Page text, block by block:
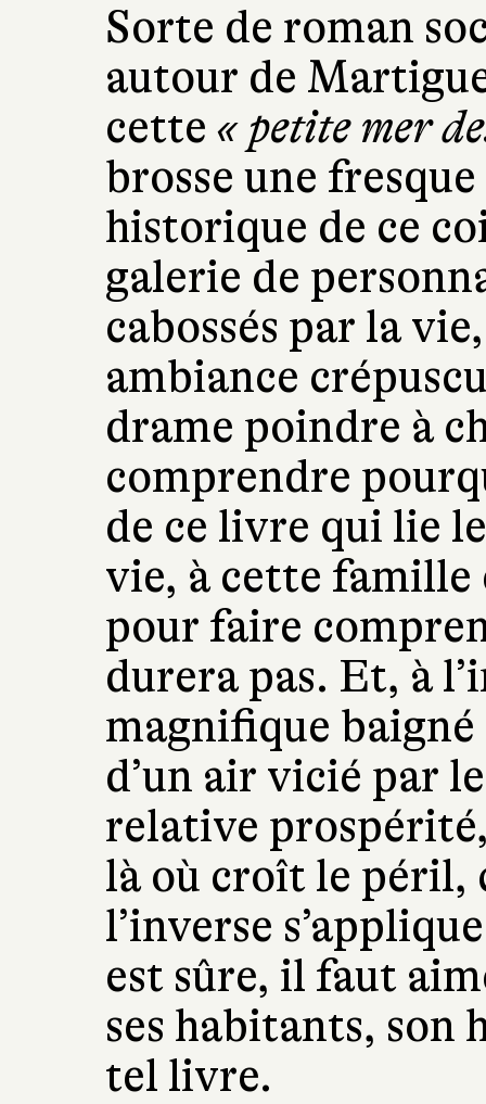
Sorte de roman
autour de
cette « petite mer
brosse une
historique de ce
galerie de
cabossés par la
ambiance
drame poindre à
comprendre
de ce livre qui lie
vie, à cette
pour faire
durera pas. Et, à
magnifique
d’un air vicié par
relative
là où croît le péril,
l’inverse
est sûre, il faut
ses habitants, son
tel livre.